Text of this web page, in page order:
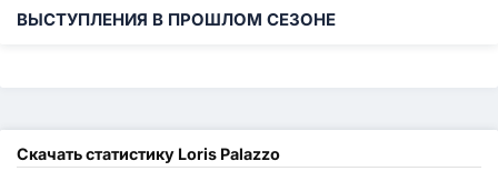
ВЫСТУПЛЕНИЯ В ПРОШЛОМ СЕЗОНЕ
Скачать статистику Loris Palazzo